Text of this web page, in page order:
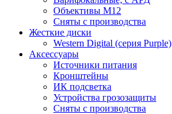
Объективы M12
Сняты с производства
Жесткие диски
Western Digital (серия Purple)
Аксессуары
Источники питания
Кронштейны
ИК подсветка
Устройства грозозащиты
Сняты с производства